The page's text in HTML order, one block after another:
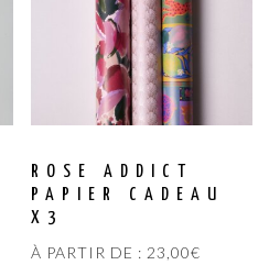
ROSE ADDICT
PAPIER CADEAU
X3
À PARTIR DE : 23,00€